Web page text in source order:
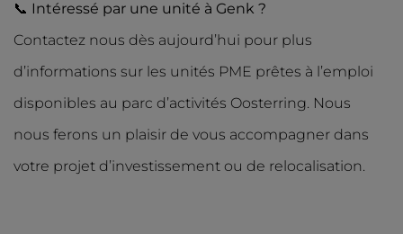
📞 Intéressé par une unité à Genk ?
Contactez nous dès aujourd’hui pour plus
d’informations sur les unités PME prêtes à l’emploi
disponibles au parc d’activités Oosterring. Nous
nous ferons un plaisir de vous accompagner dans
votre projet d’investissement ou de relocalisation.